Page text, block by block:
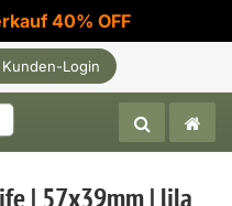
40% OFF
Kunden-Login